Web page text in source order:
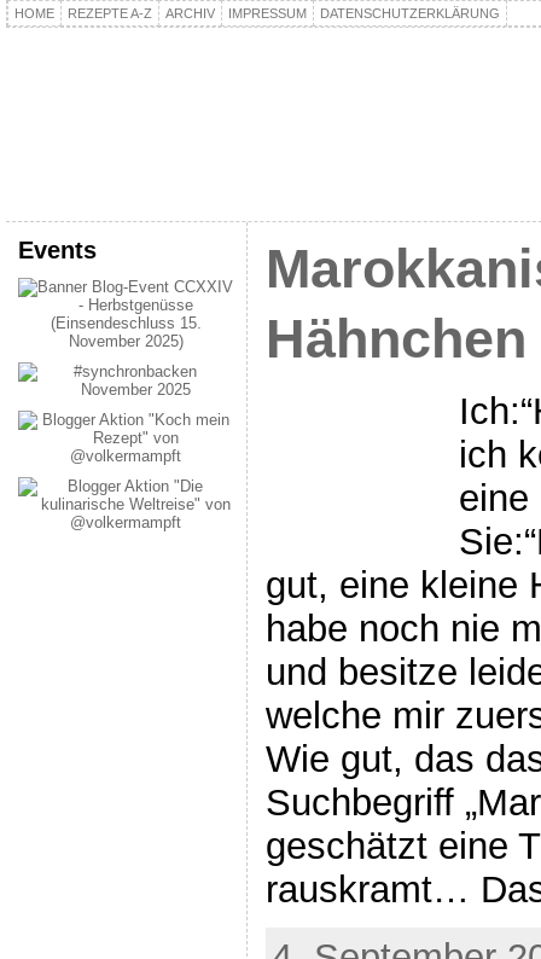
HOME REZEPTE A-Z ARCHIV IMPRESSUM DATENSCHUTZERKLÄRUNG
Events
Hähnchen
ich
eine
gut, eine kleine
habe noch nie
und besitze
welche mir
Wie gut, das
Suchbegriff
geschätzt eine
rauskramt…